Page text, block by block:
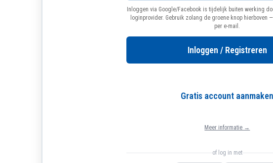
Inloggen via Google/Facebook is tijdelijk buiten werking
loginprovider. Gebruik zolang de groene knop hierboven
per e-mail.
Inloggen / Registreren
Gratis account aanmaken
Meer informatie →
of log in met